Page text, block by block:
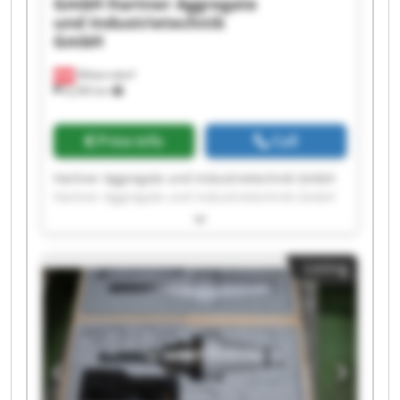
Mitterndorf
8,290 km
und Industrietechnik
GmbH
Price info Call
Hartner Aggregate und Industrietechnik GmbH
Hartner Aggregate und Industrietechnik GmbH
Hartner Aggregate und Industrietechnik GmbH
Hartner Aggregate und Industrietechnik GmbH
Hartner Aggregate und Industrietechnik GmbH
Hartner Aggregate und Industrietechnik GmbH
Hartner Aggregate und Industrietechnik GmbH
Hartner Aggregate und Industrietechnik GmbH
Hartner Aggregate und Industrietechnik GmbH
Hartner Aggregate und Industrietechnik GmbH
Listing